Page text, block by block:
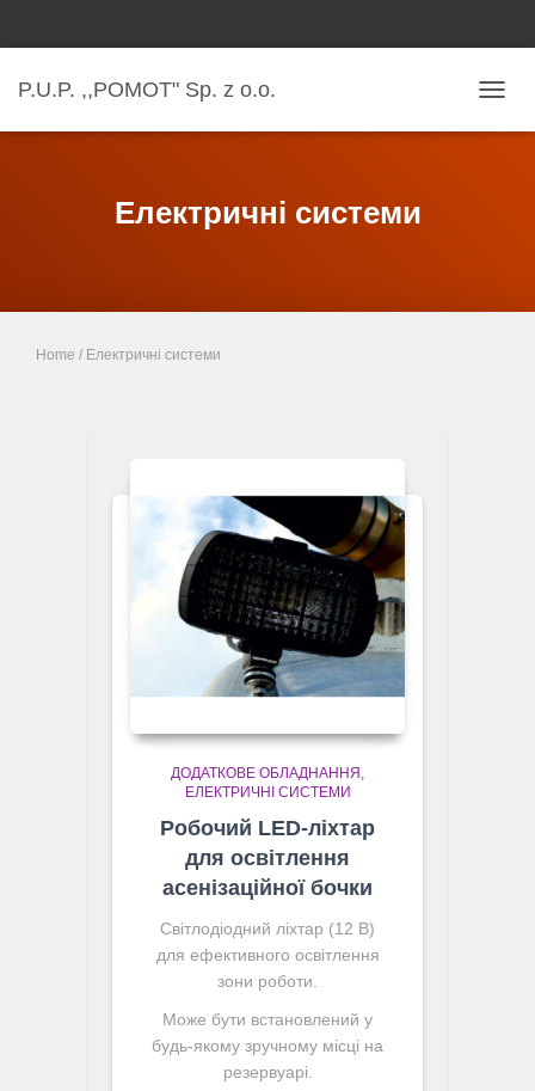
P.U.P. ,,POMOT" Sp. z o.o.
Електричні системи
Home / Електричні системи
ДОДАТКОВЕ ОБЛАДНАННЯ
ЕЛЕКТРИЧНІ СИСТЕМИ
Робочий LED-ліхтар
для освітлення
асенізаційної бочки
Світлодіодний ліхтар (12 В)
для ефективного освітлення
зони роботи.
Може бути встановлений у
будь-якому зручному місці на
резервуарі.